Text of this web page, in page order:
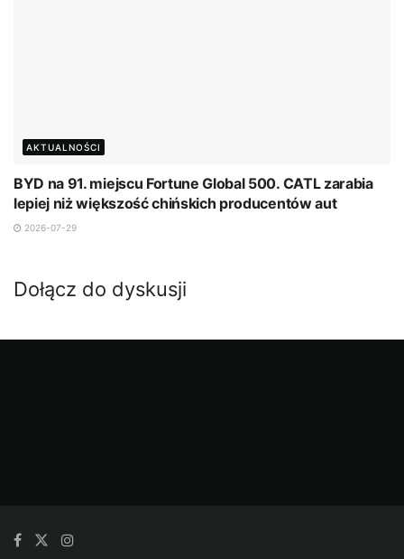
AKTUALNOŚCI
BYD na 91. miejscu Fortune Global 500. CATL zarabia
lepiej niż większość chińskich producentów aut
2026-07-29
Dołącz do dyskusji